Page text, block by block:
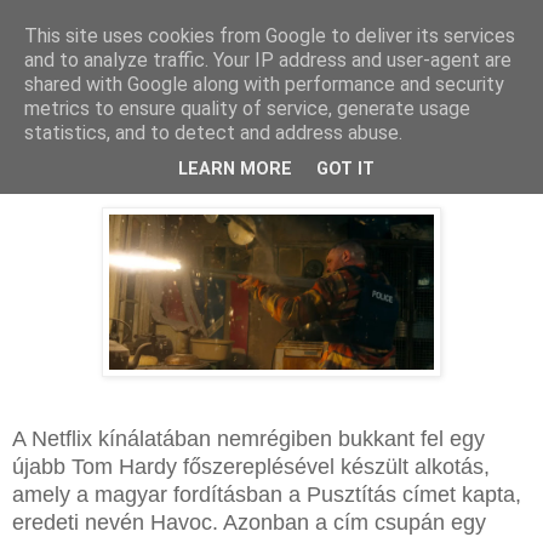
2025. április 26., szombat
Havoc - Kritika
A Netflix kínálatában nemrégiben bukkant fel egy
újabb Tom Hardy főszereplésével készült alkotás,
amely a magyar fordításban a Pusztítás címet kapta,
eredeti nevén Havoc. Azonban a cím csupán egy
This site uses cookies from Google to deliver its services
and to analyze traffic. Your IP address and user-agent are
shared with Google along with performance and security
metrics to ensure quality of service, generate usage
statistics, and to detect and address abuse.
LEARN MORE GOT IT